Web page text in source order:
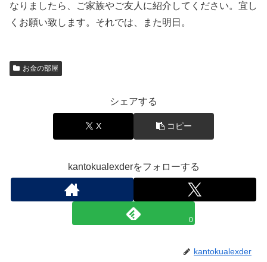
なりましたら、ご家族やご友人に紹介してください。宜し
くお願い致します。それでは、また明日。
お金の部屋
シェアする
X コピー
kantokualexderをフォローする
0
kantokualexder